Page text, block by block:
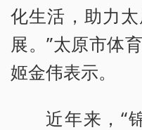
化生活，助力
展。”太原市体
姬金伟表示。
近年来，“